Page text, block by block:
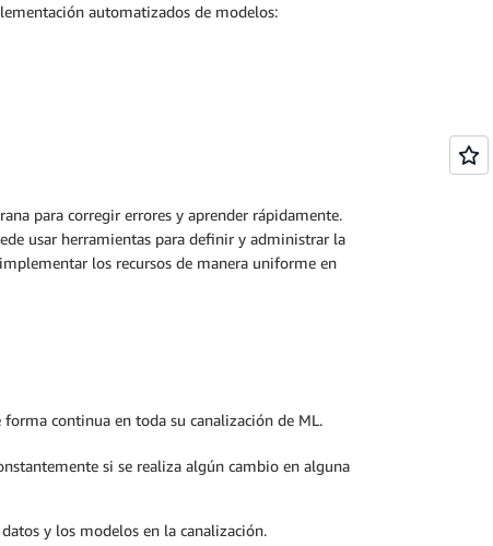
automatizados de modelos:
para corregir errores y aprender rápidamente.
usar herramientas para definir y administrar la
los recursos de manera uniforme en
continua en toda su canalización de ML.
si se realiza algún cambio en alguna
y los modelos en la canalización.